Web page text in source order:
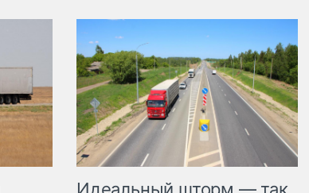
Идеальный шторм — так